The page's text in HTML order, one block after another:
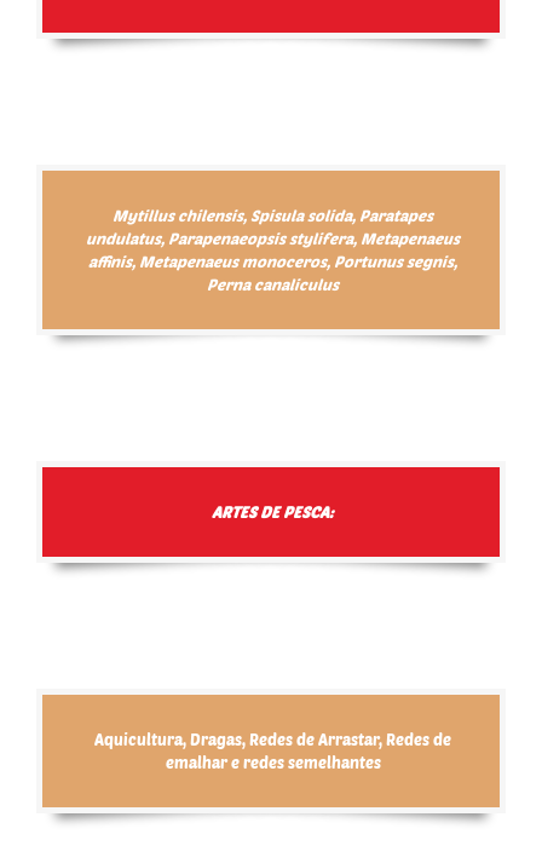
Mytillus chilensis, Spisula solida, Paratapes
undulatus, Parapenaeopsis stylifera, Metapenaeus
affinis, Metapenaeus monoceros, Portunus segnis,
Perna canaliculus
ARTES DE PESCA:
Aquicultura, Dragas, Redes de Arrastar, Redes de
emalhar e redes semelhantes